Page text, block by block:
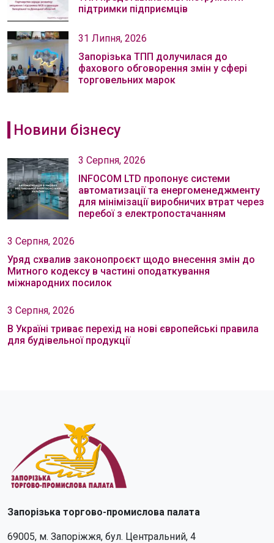
підтримки підприємців
31 Липня, 2026
Запорізька ТПП долучилася до
фахового обговорення змін у сфері
торговельних марок
Новини бізнесу
3 Серпня, 2026
INFOCOM LTD пропонує системи
автоматизації та енергоменеджменту
для мінімізації виробничих втрат через
перебої з електропостачанням
3 Серпня, 2026
Уряд схвалив законопроєкт щодо внесення змін до
Митного кодексу в частині оподаткування
міжнародних посилок
3 Серпня, 2026
В Україні триває перехід на нові європейські правила
для будівельної продукції
Запорізька торгово-промислова палата
69005, м. Запоріжжя, бул. Центральний, 4